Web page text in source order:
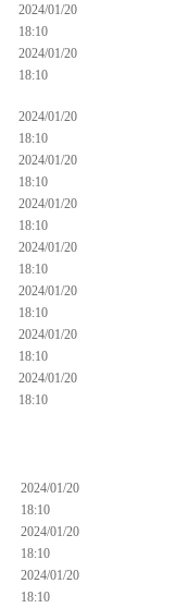
2024/01/20
18:10
2024/01/20
18:10
2024/01/20
18:10
2024/01/20
18:10
2024/01/20
18:10
2024/01/20
18:10
2024/01/20
18:10
2024/01/20
18:10
2024/01/20
18:10
2024/01/20
18:10
2024/01/20
18:10
2024/01/20
18:10